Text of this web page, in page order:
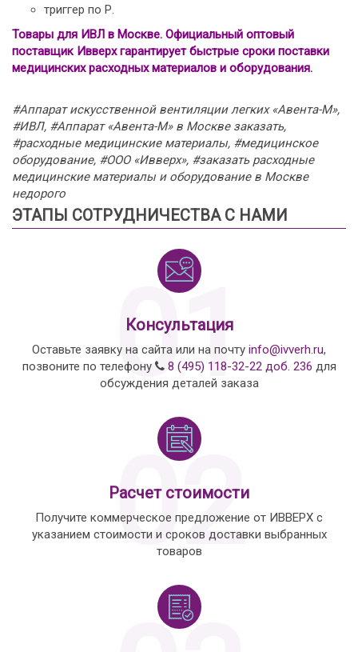
триггер по Р.
Товары для ИВЛ в Москве. Официальный оптовый
поставщик Ивверх гарантирует быстрые сроки поставки
медицинских расходных материалов и оборудования.
#Аппарат искусственной вентиляции легких «Авента-М»,
#ИВЛ, #Аппарат «Авента-М» в Москве заказать,
#расходные медицинские материалы, #медицинское
оборудование, #ООО «Ивверх», #заказать расходные
медицинские материалы и оборудование в Москве
недорого
ЭТАПЫ СОТРУДНИЧЕСТВА С НАМИ
01
Консультация
Оставьте заявку на сайта или на почту info@ivverh.ru,
позвоните по телефону
8 (495) 118-32-22 доб. 236 для
обсуждения деталей заказа
02
Расчет стоимости
Получите коммерческое предложение от ИВВЕРХ с
указанием стоимости и сроков доставки выбранных
товаров